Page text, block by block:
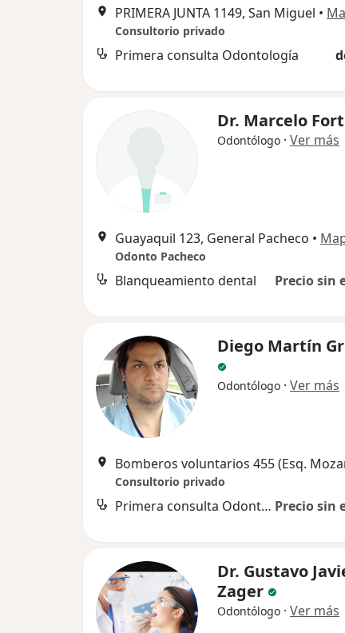
PRIMERA JUNTA 1149, San Miguel •
Consultorio privado
Primera consulta Odontología
Dr. Marcelo
Odontólogo · Ver más
Guayaquil 123, General Pacheco •
Odonto Pacheco
Blanqueamiento dental Precio sin
Diego Martín
Odontólogo · Ver más
Consultorio privado
Primera consulta Odontología Precio sin
Dr. Gustavo
Zager
Odontólogo · Ver más